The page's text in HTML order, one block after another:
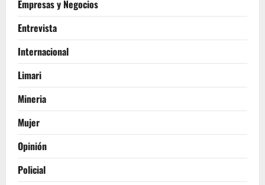
Empresas y Negocios
Entrevista
Internacional
Limari
Mineria
Mujer
Opinión
Policial